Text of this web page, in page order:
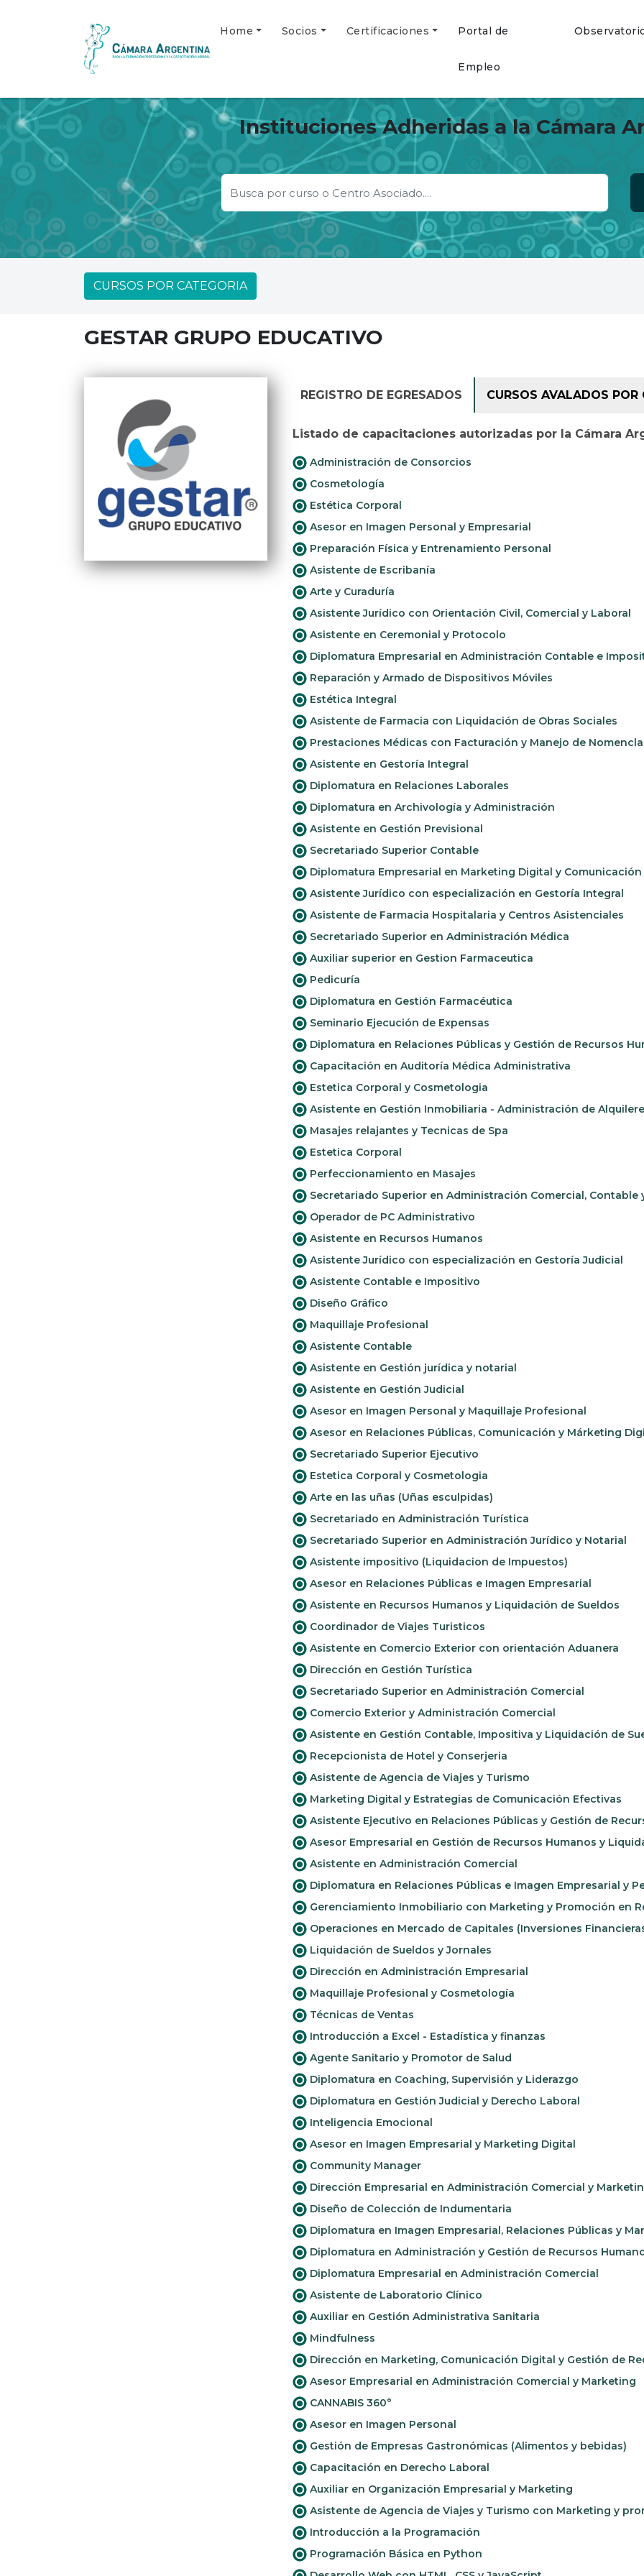
Home Socios Certificaciones Portal de
Empleo
Instituciones Adheridas a la Cámara
CURSOS POR CATEGORIA
GESTAR GRUPO EDUCATIVO
REGISTRO DE EGRESADOS CURSOS AVALADOS POR
Listado de capacitaciones autorizadas por la Cámara
Administración de Consorcios
Cosmetología
Estética Corporal
Asesor en Imagen Personal y Empresarial
Preparación Física y Entrenamiento Personal
Asistente de Escribanía
Arte y Curaduría
Asistente Jurídico con Orientación Civil, Comercial y Laboral
Asistente en Ceremonial y Protocolo
Diplomatura Empresarial en Administración Contable e
Reparación y Armado de Dispositivos Móviles
Estética Integral
Asistente de Farmacia con Liquidación de Obras Sociales
Prestaciones Médicas con Facturación y Manejo de
Asistente en Gestoría Integral
Diplomatura en Relaciones Laborales
Diplomatura en Archivología y Administración
Asistente en Gestión Previsional
Secretariado Superior Contable
Diplomatura Empresarial en Marketing Digital y Comunicación
Asistente Jurídico con especialización en Gestoría Integral
Asistente de Farmacia Hospitalaria y Centros Asistenciales
Secretariado Superior en Administración Médica
Auxiliar superior en Gestion Farmaceutica
Pedicuría
Diplomatura en Gestión Farmacéutica
Seminario Ejecución de Expensas
Diplomatura en Relaciones Públicas y Gestión de Recursos
Capacitación en Auditoría Médica Administrativa
Estetica Corporal y Cosmetologia
Asistente en Gestión Inmobiliaria - Administración de
Masajes relajantes y Tecnicas de Spa
Estetica Corporal
Perfeccionamiento en Masajes
Secretariado Superior en Administración Comercial, Contable
Operador de PC Administrativo
Asistente en Recursos Humanos
Asistente Jurídico con especialización en Gestoría Judicial
Asistente Contable e Impositivo
Diseño Gráfico
Maquillaje Profesional
Asistente Contable
Asistente en Gestión jurídica y notarial
Asistente en Gestión Judicial
Asesor en Imagen Personal y Maquillaje Profesional
Asesor en Relaciones Públicas, Comunicación y Márketing
Secretariado Superior Ejecutivo
Estetica Corporal y Cosmetologia
Arte en las uñas (Uñas esculpidas)
Secretariado en Administración Turística
Secretariado Superior en Administración Jurídico y Notarial
Asistente impositivo (Liquidacion de Impuestos)
Asesor en Relaciones Públicas e Imagen Empresarial
Asistente en Recursos Humanos y Liquidación de Sueldos
Coordinador de Viajes Turisticos
Asistente en Comercio Exterior con orientación Aduanera
Dirección en Gestión Turística
Secretariado Superior en Administración Comercial
Comercio Exterior y Administración Comercial
Asistente en Gestión Contable, Impositiva y Liquidación de
Recepcionista de Hotel y Conserjeria
Asistente de Agencia de Viajes y Turismo
Marketing Digital y Estrategias de Comunicación Efectivas
Asistente Ejecutivo en Relaciones Públicas y Gestión de
Asesor Empresarial en Gestión de Recursos Humanos y
Asistente en Administración Comercial
Diplomatura en Relaciones Públicas e Imagen Empresarial y
Gerenciamiento Inmobiliario con Marketing y Promoción en
Operaciones en Mercado de Capitales (Inversiones
Liquidación de Sueldos y Jornales
Dirección en Administración Empresarial
Maquillaje Profesional y Cosmetología
Técnicas de Ventas
Introducción a Excel - Estadística y finanzas
Agente Sanitario y Promotor de Salud
Diplomatura en Coaching, Supervisión y Liderazgo
Diplomatura en Gestión Judicial y Derecho Laboral
Inteligencia Emocional
Asesor en Imagen Empresarial y Marketing Digital
Community Manager
Dirección Empresarial en Administración Comercial y
Diseño de Colección de Indumentaria
Diplomatura en Imagen Empresarial, Relaciones Públicas y
Diplomatura en Administración y Gestión de Recursos
Diplomatura Empresarial en Administración Comercial
Asistente de Laboratorio Clínico
Auxiliar en Gestión Administrativa Sanitaria
Mindfulness
Dirección en Marketing, Comunicación Digital y Gestión de
Asesor Empresarial en Administración Comercial y Marketing
CANNABIS 360°
Asesor en Imagen Personal
Gestión de Empresas Gastronómicas (Alimentos y bebidas)
Capacitación en Derecho Laboral
Auxiliar en Organización Empresarial y Marketing
Asistente de Agencia de Viajes y Turismo con Marketing y
Introducción a la Programación
Programación Básica en Python